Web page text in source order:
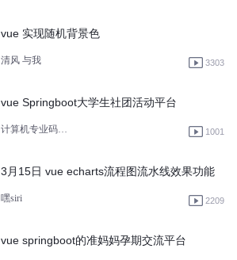
vue 实现随机背景色
清风 与我 3303
vue Springboot大学生社团活动平台
计算机专业码农一枚 1001
3月15日 vue echarts流程图流水线效果功能
嘿siri 2209
vue springboot的准妈妈孕期交流平台